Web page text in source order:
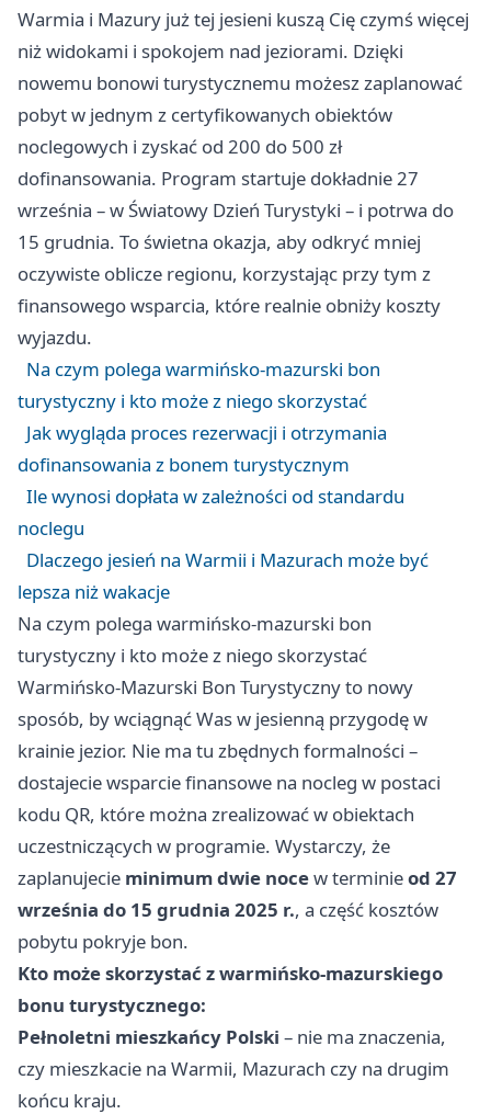
Warmia i Mazury już tej jesieni kuszą Cię czymś więcej
niż widokami i spokojem nad jeziorami. Dzięki
nowemu bonowi turystycznemu możesz zaplanować
pobyt w jednym z certyfikowanych obiektów
noclegowych i zyskać od 200 do 500 zł
dofinansowania. Program startuje dokładnie 27
września – w Światowy Dzień Turystyki – i potrwa do
15 grudnia. To świetna okazja, aby odkryć mniej
oczywiste oblicze regionu, korzystając przy tym z
finansowego wsparcia, które realnie obniży koszty
wyjazdu.
Na czym polega warmińsko-mazurski bon
turystyczny i kto może z niego skorzystać
Jak wygląda proces rezerwacji i otrzymania
dofinansowania z bonem turystycznym
Ile wynosi dopłata w zależności od standardu
noclegu
Dlaczego jesień na Warmii i Mazurach może być
lepsza niż wakacje
Na czym polega warmińsko-mazurski bon
turystyczny i kto może z niego skorzystać
Warmińsko-Mazurski Bon Turystyczny to nowy
sposób, by wciągnąć Was w jesienną przygodę w
krainie jezior. Nie ma tu zbędnych formalności –
dostajecie wsparcie finansowe na nocleg w postaci
kodu QR, które można zrealizować w obiektach
uczestniczących w programie. Wystarczy, że
zaplanujecie minimum dwie nocew terminieod 27
września do 15 grudnia 2025 r., a część kosztów
pobytu pokryje bon.
Kto może skorzystać z warmińsko-mazurskiego
bonu turystycznego:
Pełnoletni mieszkańcy Polski – nie ma znaczenia,
czy mieszkacie na Warmii, Mazurach czy na drugim
końcu kraju.